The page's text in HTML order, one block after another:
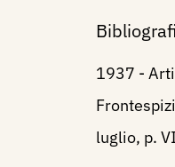
1937 -
luglio, p.